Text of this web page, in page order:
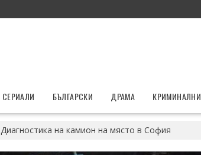
СЕРИАЛИ БЪЛГАРСКИ ДРАМА КРИМИНАЛНИ
Диагностика на камион на място в София